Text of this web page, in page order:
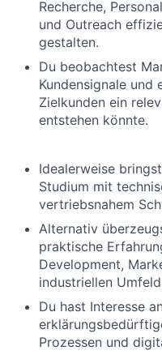
Recherche,
und Outreach
gestalten.
Du beobachtest
Kundensignale und
Zielkunden ein
entstehen könnte.
Idealerweise
Studium mit
vertriebsnahem
Alternativ
praktische
Development,
industriellen
Du hast Interesse
Prozessen und